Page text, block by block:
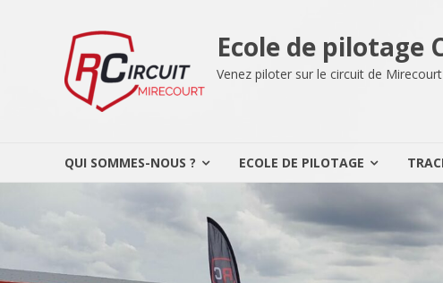
Ecole de pilotage
Venez piloter sur le circuit de
QUI SOMMES-NOUS ? ECOLE DE PILOTAGE